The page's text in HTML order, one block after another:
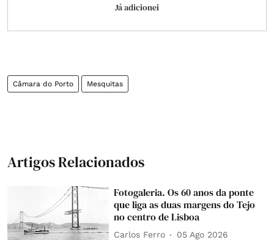
Já adicionei
Câmara do Porto Mesquitas
Artigos Relacionados
Fotogaleria. Os 60 anos da ponte
que liga as duas margens do Tejo
no centro de Lisboa
Carlos Ferro 05 Ago 2026